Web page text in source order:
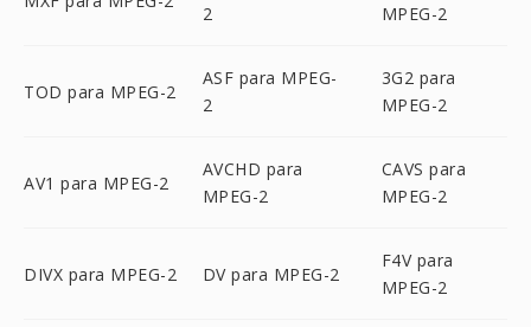
2
MPEG-2
TOD para MPEG-2
ASF para MPEG-
2
3G2 para
MPEG-2
AV1 para MPEG-2
AVCHD para
MPEG-2
CAVS para
MPEG-2
DIVX para MPEG-2 DV para MPEG-2
F4V para
MPEG-2